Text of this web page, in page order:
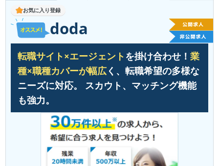
お気に入り登録
doda
転職サイト×エージェントを掛け合わせ！ 業
種×職種カバーが幅広く、転職希望の多様な
ニーズに対応。 スカウト、マッチング機能
も強力。